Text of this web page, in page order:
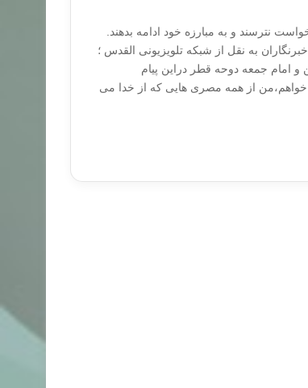
نترسند و به مبارزه خود ادامه بدهند.
به نقل از شبکه تلویزیونی القدس ؛
امام جمعه دوحه قطر دراین پیام
از همه مصری هایی که از خدا می